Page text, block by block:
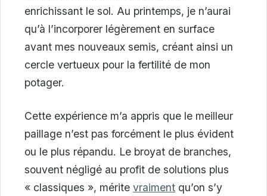
enrichissant le sol. Au printemps, je n’aurai
qu’à l’incorporer légèrement en surface
avant mes nouveaux semis, créant ainsi un
cercle vertueux pour la fertilité de mon
potager.
Cette expérience m’a appris que le meilleur
paillage n’est pas forcément le plus évident
ou le plus répandu. Le broyat de branches,
souvent négligé au profit de solutions plus
« classiques », mérite vraiment qu’on s’y